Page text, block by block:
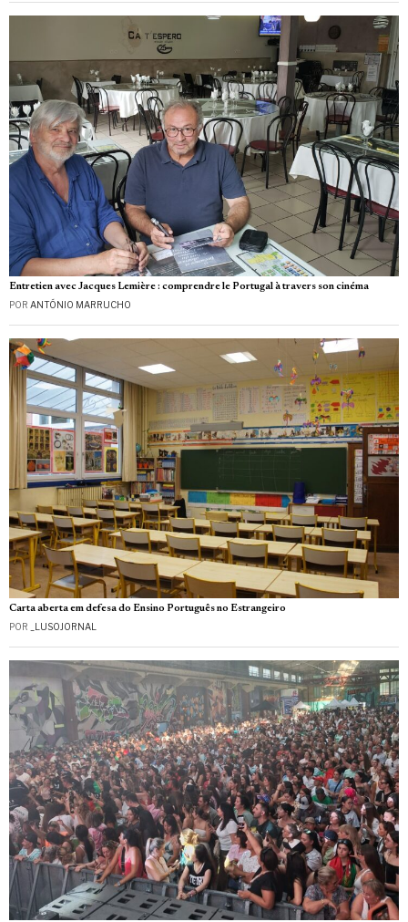
Entretien avec Jacques Lemière : comprendre le Portugal à travers son cinéma
POR ANTÓNIO MARRUCHO
Carta aberta em defesa do Ensino Português no Estrangeiro
POR _LUSOJORNAL